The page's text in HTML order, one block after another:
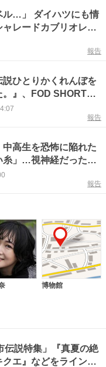
ル…」 ダイハツにも情
レードカブリオレを
報告
ひとりかくれんぼを
』、FOD SHORTで
霊スポットで撮影」
報告
中高生を恐怖に陥れた
糸」…視神経だった？
襲う暗黒【作者に聞
報告
博物館
伝説特集」『真夏の絶
エ』などをラインナ